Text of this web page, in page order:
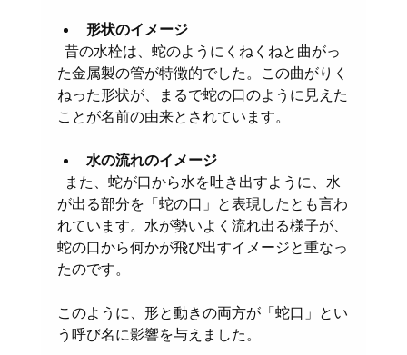
形状のイメージ
た金属製の管が特徴的でした。この曲がりく
ねった形状が、まるで蛇の口のように見えた
ことが名前の由来とされています。
水の流れのイメージ
が出る部分を「蛇の口」と表現したとも言わ
れています。水が勢いよく流れ出る様子が、
蛇の口から何かが飛び出すイメージと重なっ
たのです。
このように、形と動きの両方が「蛇口」とい
う呼び名に影響を与えました。